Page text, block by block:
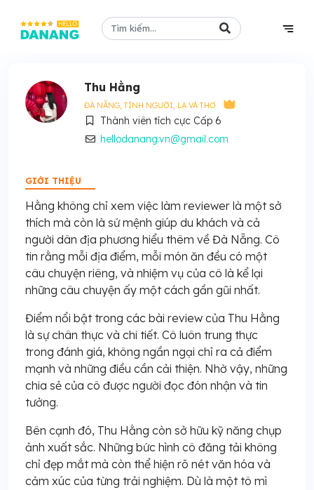
Thu Hằng
ĐÀ NẴNG, TÌNH NGƯỜI, LẠ VÀ THƠ
Thành viên tích cực Cấp 6
hellodanang.vn@gmail.com
GIỚI THIỆU
Hằng không chỉ xem việc làm reviewer là một sở
thích mà còn là sứ mệnh giúp du khách và cả
người dân địa phương hiểu thêm về Đà Nẵng. Cô
tin rằng mỗi địa điểm, mỗi món ăn đều có một
câu chuyện riêng, và nhiệm vụ của cô là kể lại
những câu chuyện ấy một cách gần gũi nhất.
Điểm nổi bật trong các bài review của Thu Hằng
là sự chân thực và chi tiết. Cô luôn trung thực
trong đánh giá, không ngần ngại chỉ ra cả điểm
mạnh và những điều cần cải thiện. Nhờ vậy, những
chia sẻ của cô được người đọc đón nhận và tin
tưởng.
Bên cạnh đó, Thu Hằng còn sở hữu kỹ năng chụp
ảnh xuất sắc. Những bức hình cô đăng tải không
chỉ đẹp mắt mà còn thể hiện rõ nét văn hóa và
cảm xúc của từng trải nghiệm. Dù là một tô mì